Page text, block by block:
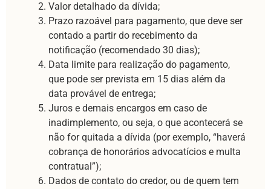
Valor detalhado da dívida;
Prazo razoável para pagamento, que deve ser
contado a partir do recebimento da
notificação (recomendado 30 dias);
Data limite para realização do pagamento,
que pode ser prevista em 15 dias além da
data provável de entrega;
Juros e demais encargos em caso de
inadimplemento, ou seja, o que acontecerá se
não for quitada a dívida (por exemplo, “haverá
cobrança de honorários advocatícios e multa
contratual”);
Dados de contato do credor, ou de quem tem